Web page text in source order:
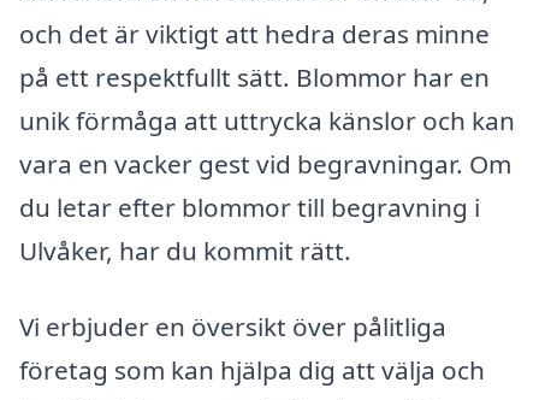
och det är viktigt att hedra deras minne
på ett respektfullt sätt. Blommor har en
unik förmåga att uttrycka känslor och kan
vara en vacker gest vid begravningar. Om
du letar efter blommor till begravning i
Ulvåker, har du kommit rätt.
Vi erbjuder en översikt över pålitliga
företag som kan hjälpa dig att välja och